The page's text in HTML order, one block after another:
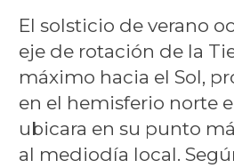
El solsticio de verano
eje de rotación de la
máximo hacia el Sol,
en el hemisferio norte
ubicara en su punto
al mediodía local.